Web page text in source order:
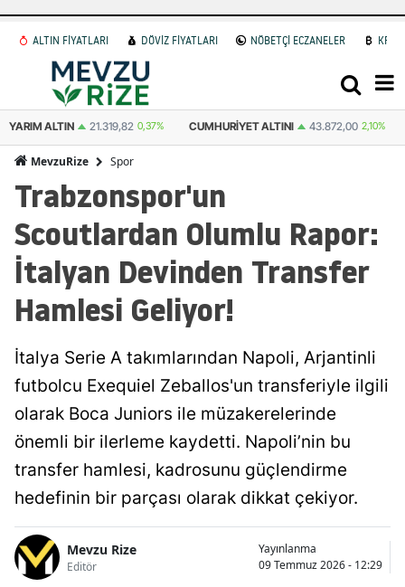
ALTIN FİYATLARI DÖVİZ FİYATLARI NÖBETÇİ ECZANELER
YARIM ALTIN 21.319,82 0,37% CUMHURIYET ALTINI 43.872,00 2,10%
MevzuRize Spor
Trabzonspor'un
Scoutlardan Olumlu Rapor:
İtalyan Devinden Transfer
Hamlesi Geliyor!
İtalya Serie A takımlarından Napoli, Arjantinli
futbolcu Exequiel Zeballos'un transferiyle ilgili
olarak Boca Juniors ile müzakerelerinde
önemli bir ilerleme kaydetti. Napoli’nin bu
transfer hamlesi, kadrosunu güçlendirme
hedefinin bir parçası olarak dikkat çekiyor.
Mevzu Rize
Editör
Yayınlanma
09 Temmuz 2026 - 12:29